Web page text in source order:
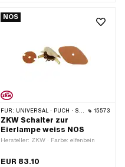
(Scheinwerfer) · Funktionen: Hupe ·
Stk. · Ø Lenker: 22 mm
NOS
FÜR: UNIVERSAL · PUCH · SACHS 15573
ZKW Schalter zur
Eierlampe weiss NOS
Hersteller: ZKW · Farbe: elfenbein
EUR 83.10